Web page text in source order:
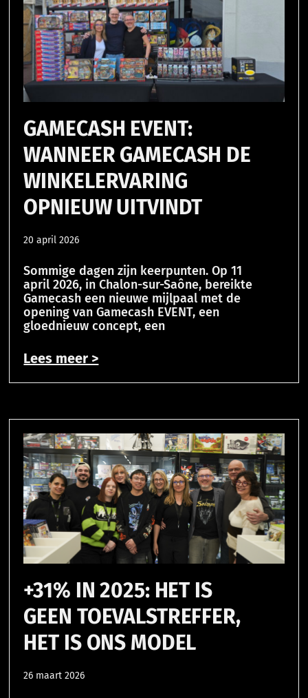
GAMECASH EVENT:
WANNEER GAMECASH DE
WINKELERVARING
OPNIEUW UITVINDT
20 april 2026
Sommige dagen zijn keerpunten. Op 11
april 2026, in Chalon-sur-Saône, bereikte
Gamecash een nieuwe mijlpaal met de
opening van Gamecash EVENT, een
gloednieuw concept, een
Lees meer >
+31% IN 2025: HET IS
GEEN TOEVALSTREFFER,
HET IS ONS MODEL
26 maart 2026